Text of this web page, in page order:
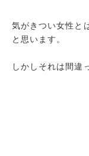
気がきつい女性と
と思います。
しかしそれは間違